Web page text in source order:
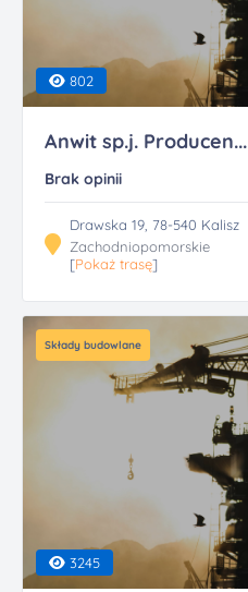
802
Anwit sp.j. Producen...
Brak opinii
Drawska 19, 78-540 Kalisz
Zachodniopomorskie
[Pokaż trasę]
Składy budowlane
3245